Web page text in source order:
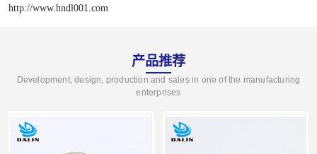
http://www.hndl001.com
产品推荐
Development, design, production and sales in one of the manufacturing
enterprises